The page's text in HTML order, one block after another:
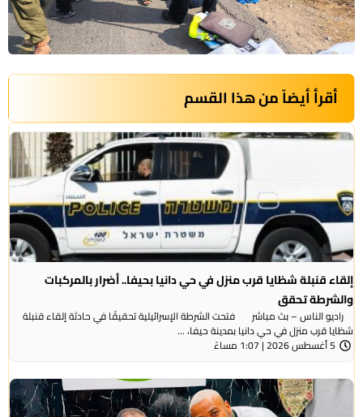
أقرأ أيضاً من هذا القسم
إلقاء قنبلة شظايا قرب منزل في حي دانيا بحيفا.. أضرار بالمركبات
والشرطة تحقق
راديو الناس – بث مباشر فتحت الشرطة الإسرائيلية تحقيقًا في حادثة إلقاء قنبلة
شظايا قرب منزل في حي دانيا بمدينة حيفا، ...
5 أغسطس 2026 | 1:07 مساءً